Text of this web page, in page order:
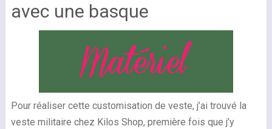
avec une basque
Pour réaliser cette customisation de veste, j’ai trouvé la
veste militaire chez Kilos Shop, première fois que j’y